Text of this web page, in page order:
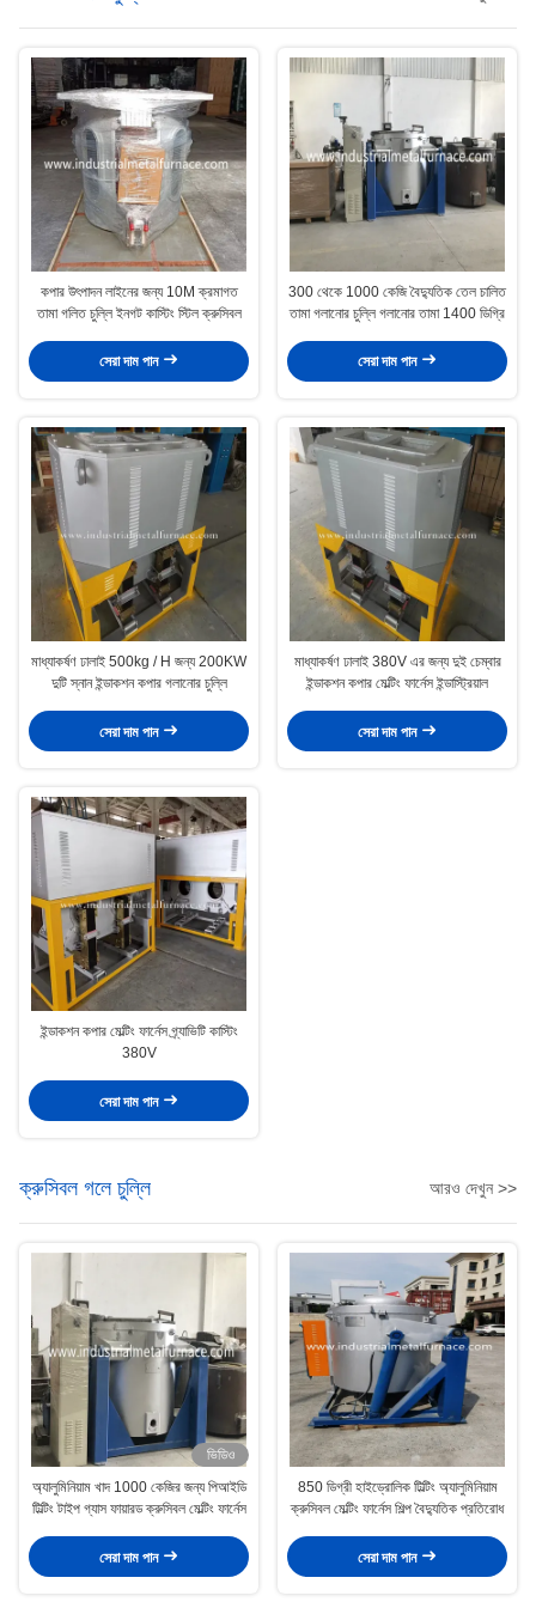
কপার উৎপাদন লাইনের জন্য 10M ক্রমাগত
তামা গলিত চুল্লি ইনগট কাস্টিং স্টিল ক্রুসিবল
সেরা দাম পান
300 থেকে 1000 কেজি বৈদ্যুতিক তেল চালিত
তামা গলানোর চুল্লি গলানোর তামা 1400 ডিগ্রি
সেরা দাম পান
মাধ্যাকর্ষণ ঢালাই 500kg / H জন্য 200KW
দুটি স্নান ইন্ডাকশন কপার গলানোর চুল্লি
সেরা দাম পান
মাধ্যাকর্ষণ ঢালাই 380V এর জন্য দুই চেম্বার
ইন্ডাকশন কপার মেল্টিং ফার্নেস ইন্ডাস্ট্রিয়াল
সেরা দাম পান
ইন্ডাকশন কপার মেল্টিং ফার্নেস গ্র্যাভিটি কাস্টিং
380V
সেরা দাম পান
ক্রুসিবল গলে চুল্লি আরও দেখুন >>
ভিডিও
অ্যালুমিনিয়াম খাদ 1000 কেজির জন্য পিআইডি
টিল্টিং টাইপ গ্যাস ফায়ারড ক্রুসিবল মেল্টিং ফার্নেস
সেরা দাম পান
850 ডিগ্রী হাইড্রোলিক টিল্টিং অ্যালুমিনিয়াম
ক্রুসিবল মেল্টিং ফার্নেস শিল্প বৈদ্যুতিক প্রতিরোধ
সেরা দাম পান